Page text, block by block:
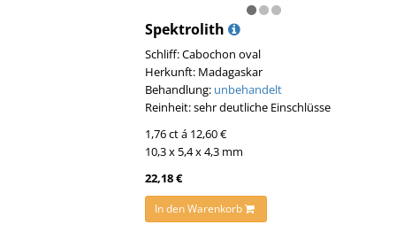
Spektrolith
Schliff: Cabochon oval
Herkunft: Madagaskar
Behandlung: unbehandelt
Reinheit: sehr deutliche Einschlüsse
1,76 ct á 12,60 €
10,3 x 5,4 x 4,3 mm
22,18 €
In den Warenkorb